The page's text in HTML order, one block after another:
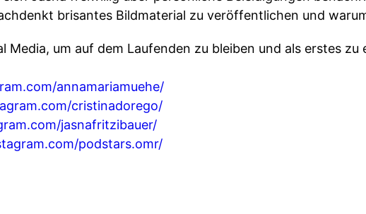
brisantes Bildmaterial zu veröffentlichen und
Media, um auf dem Laufenden zu bleiben und als erstes
annamariamuehe/
cristinadorego/
jasnafritzibauer/
podstars.omr/